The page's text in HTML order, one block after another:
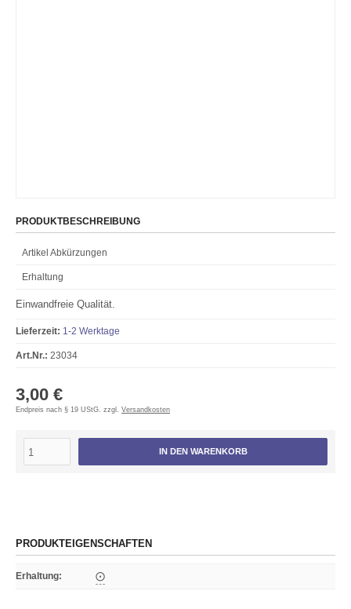
PRODUKTBESCHREIBUNG
Artikel Abkürzungen
Erhaltung
Einwandfreie Qualität.
Lieferzeit: 1-2 Werktage
Art.Nr.: 23034
3,00 €
Endpreis nach § 19 UStG. zzgl. Versandkosten
IN DEN WARENKORB
PRODUKTEIGENSCHAFTEN
Erhaltung: ⨀